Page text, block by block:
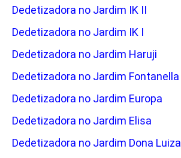
Dedetizadora no Jardim IK II
Dedetizadora no Jardim IK I
Dedetizadora no Jardim Haruji
Dedetizadora no Jardim Fontanella
Dedetizadora no Jardim Europa
Dedetizadora no Jardim Elisa
Dedetizadora no Jardim Dona Luiza